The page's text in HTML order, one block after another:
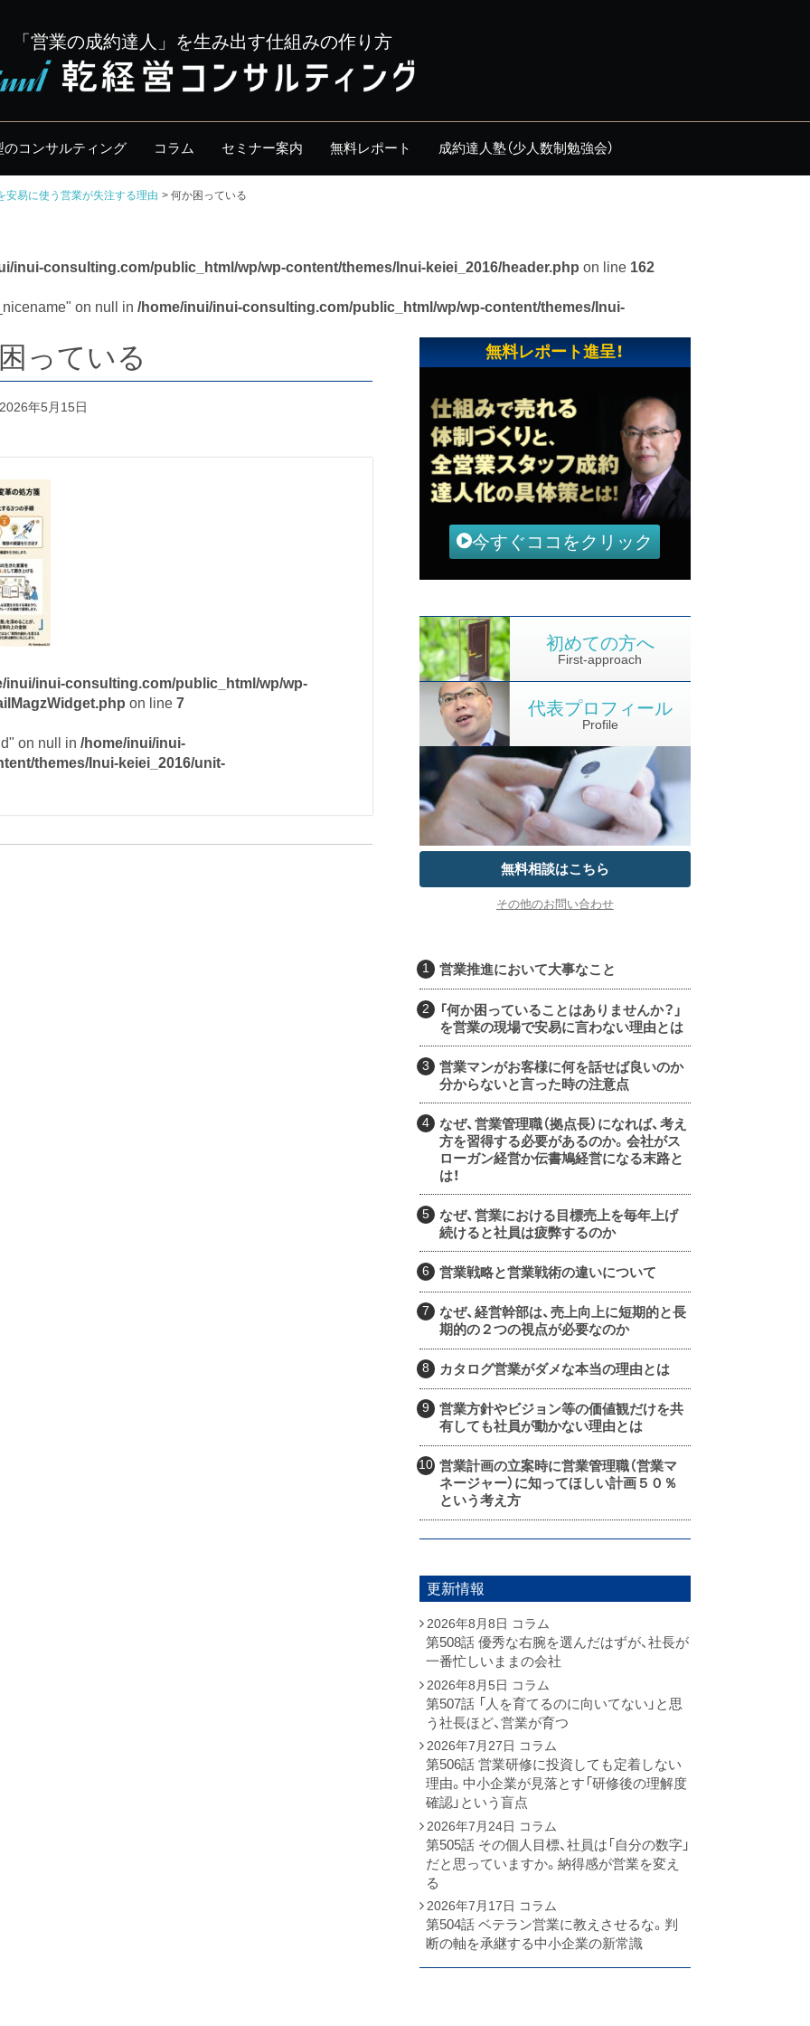
「営業の成約達人」を生み出す仕組みの作り方
のコンサルティング コラム セミナー案内 無料レポート 成約達人塾（少人数制勉強会）
安易に使う営業が失注する理由 何か困っている
inui-consulting.com/public_html/wp/wp-content/themes/Inui-keiei_2016/header.php on line 162
on null in /home/inui/inui-consulting.com/public_html/wp/wp-content/themes/Inui-
っている
年5月15日
inui/inui-consulting.com/public_html/wp/wp-
on line 7
on null in /home/inui/inui-
themes/Inui-keiei_2016/unit-
無料レポート進呈！
今すぐココをクリック
First-approach
初めての方へ
Profile
代表プロフィール
無料相談はこちら
その他のお問い合わせ
営業推進において大事なこと
「何か困っていることはありませんか？」
を営業の現場で安易に言わない理由とは
営業マンがお客様に何を話せば良いのか
分からないと言った時の注意点
なぜ、営業管理職（拠点長）になれば、考え
方を習得する必要があるのか。会社がス
ローガン経営か伝書鳩経営になる末路と
は！
なぜ、営業における目標売上を毎年上げ
続けると社員は疲弊するのか
営業戦略と営業戦術の違いについて
なぜ、経営幹部は、売上向上に短期的と長
期的の２つの視点が必要なのか
カタログ営業がダメな本当の理由とは
営業方針やビジョン等の価値観だけを共
有しても社員が動かない理由とは
営業計画の立案時に営業管理職（営業マ
ネージャー）に知ってほしい計画５０％
という考え方
更新情報
2026年8月8日 コラム
第508話 優秀な右腕を選んだはずが、社長が
一番忙しいままの会社
2026年8月5日 コラム
第507話 「人を育てるのに向いてない」と思
う社長ほど、営業が育つ
2026年7月27日 コラム
第506話 営業研修に投資しても定着しない
理由。中小企業が見落とす「研修後の理解度
確認」という盲点
2026年7月24日 コラム
第505話 その個人目標、社員は「自分の数字」
だと思っていますか。納得感が営業を変え
る
2026年7月17日 コラム
第504話 ベテラン営業に教えさせるな。判
断の軸を承継する中小企業の新常識